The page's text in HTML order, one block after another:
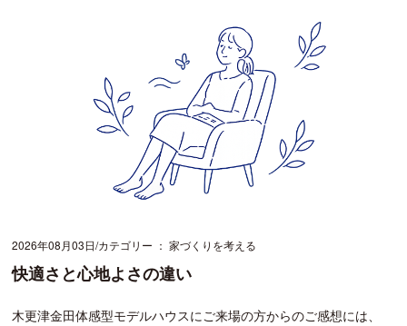
2026年08月03日カテゴリー ： 家づくりを考える
快適さと心地よさの違い
木更津金田体感型モデルハウスにご来場の方からのご感想には、